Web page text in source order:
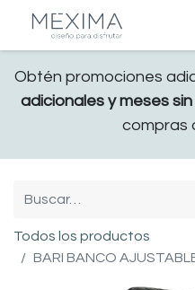
Obtén promociones
adicionales y meses
compras
Todos los productos
BARI BANCO